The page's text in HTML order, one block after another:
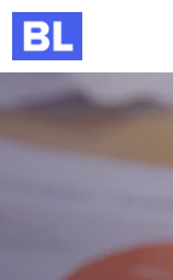
Genveje
Find medarbejder